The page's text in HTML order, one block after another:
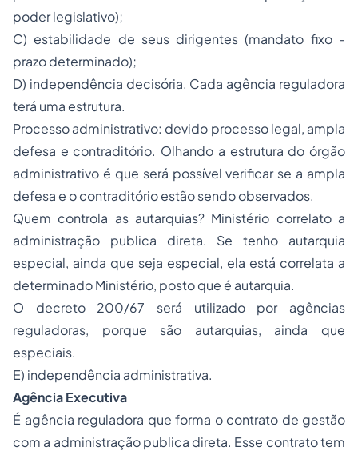
poder legislativo);
C) estabilidade de seus dirigentes (mandato fixo -
prazo determinado);
D) independência decisória. Cada agência reguladora
terá uma estrutura.
Processo administrativo: devido processo legal, ampla
defesa e contraditório. Olhando a estrutura do órgão
administrativo é que será possível verificar se a ampla
defesa e o contraditório estão sendo observados.
Quem controla as autarquias? Ministério correlato a
administração publica direta. Se tenho autarquia
especial, ainda que seja especial, ela está correlata a
determinado Ministério, posto que é autarquia.
O decreto 200/67 será utilizado por agências
reguladoras, porque são autarquias, ainda que
especiais.
E) independência administrativa.
Agência Executiva
É agência reguladora que forma o contrato de gestão
com a administração publica direta. Esse contrato tem